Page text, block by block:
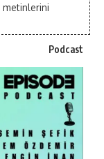
metinlerini
Podcast